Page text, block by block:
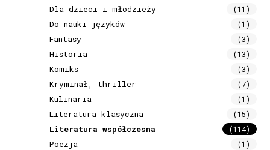
Dla dzieci i młodzieży (11)
Do nauki języków (1)
Fantasy (3)
Historia (13)
Komiks (3)
Kryminał, thriller (7)
Kulinaria (1)
Literatura klasyczna (15)
Literatura współczesna (114)
Poezja (1)